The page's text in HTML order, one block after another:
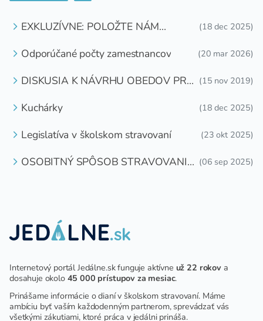
EXKLUZÍVNE: POLOŽTE NÁM
(18 dec 2025)
Odporúčané počty zamestnancov (20 mar 2026)
DISKUSIA K NÁVRHU OBEDOV PRE
(15 nov 2019)
Kuchárky (18 dec 2025)
Legislatíva v školskom stravovaní (23 okt 2025)
OSOBITNÝ SPÔSOB STRAVOVANIA (06 sep 2025)
Internetový portál Jedálne.sk funguje aktívne už 22 rokova
dosahuje okolo 45 000 prístupov za mesiac.
Prinášame informácie o dianí v školskom stravovaní. Máme
ambíciu byť vaším každodenným partnerom, sprevádzať vás
všetkými zákutiami, ktoré práca v jedálni prináša.